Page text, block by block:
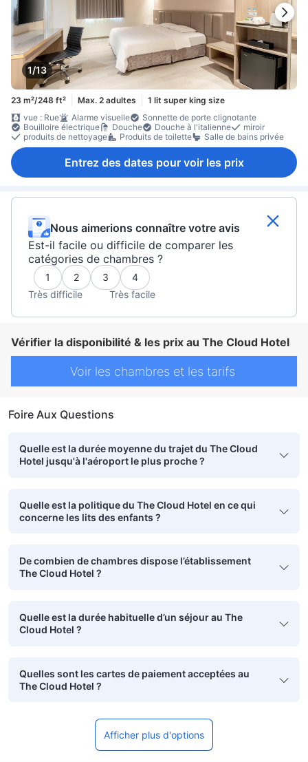
1/13
23 m²/248 ft² Max. 2 adultes
1 lit super king size
vue : Rue
Alarme visuelle
Sonnette de porte clignotante
Bouilloire électrique
Douche Douche à l'italienne
miroir
produits de nettoyage
Produits de toilette Salle de bains privée
Entrez des dates pour voir les prix
Nous aimerions connaître votre avis
Est-il facile ou difficile de comparer les
catégories de chambres ?
1 2 3
4
Très difficile
Très facile
Vérifier la disponibilité & les prix au The Cloud Hotel
Voir les chambres et les tarifs
Foire Aux Questions
Quelle est la durée moyenne du trajet du The Cloud
Hotel jusqu'à l'aéroport le plus proche ?
Quelle est la politique du The Cloud Hotel en ce qui
concerne les lits des enfants ?
De combien de chambres dispose l’établissement
The Cloud Hotel ?
Quelle est la durée habituelle d’un séjour au The
Cloud Hotel ?
Quelles sont les cartes de paiement acceptées au
The Cloud Hotel ?
Afficher plus d'options